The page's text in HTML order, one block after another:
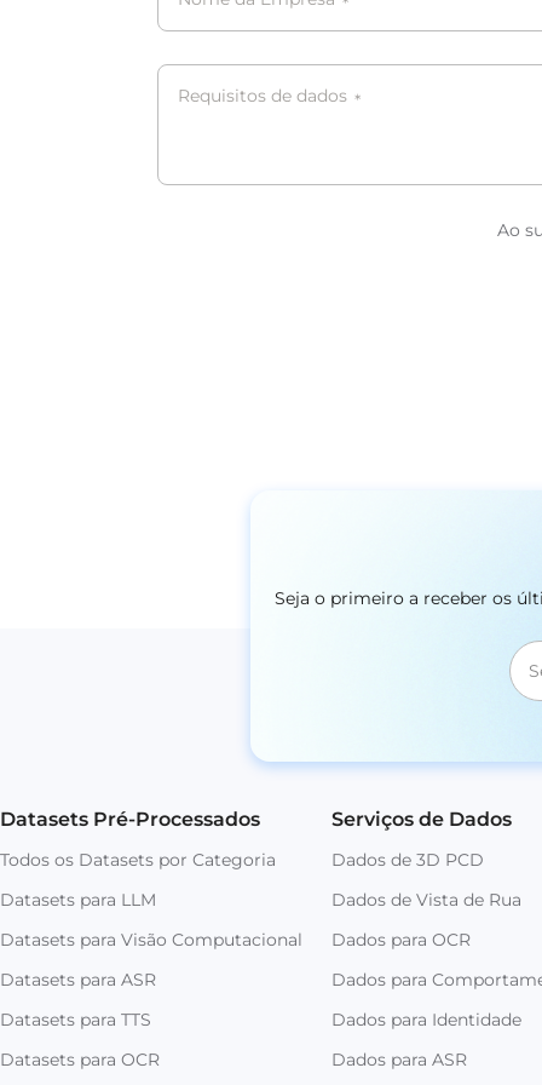
Requisitos de dados *
Ao
Seja o primeiro a receber os
Datasets Pré-Processados
Todos os Datasets por Categoria
Datasets para LLM
Datasets para Visão Computacional
Datasets para ASR
Datasets para TTS
Datasets para OCR
Serviços de Dados
Dados de 3D PCD
Dados de Vista de Rua
Dados para OCR
Dados para
Dados para Identidade
Dados para ASR